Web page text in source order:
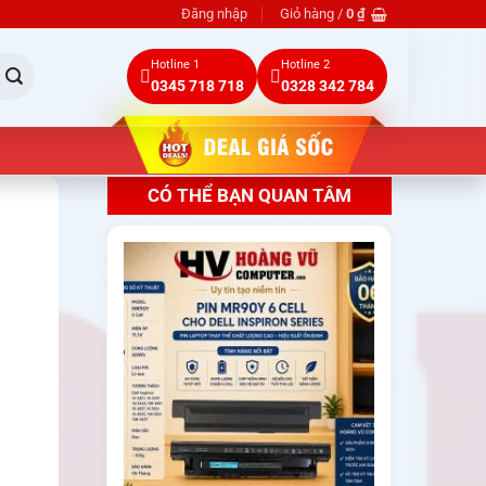
Đăng nhập Giỏ hàng / 0 ₫
Hotline 1
0345 718 718
Hotline 2
0328 342 784
CÓ THỂ BẠN QUAN TÂM